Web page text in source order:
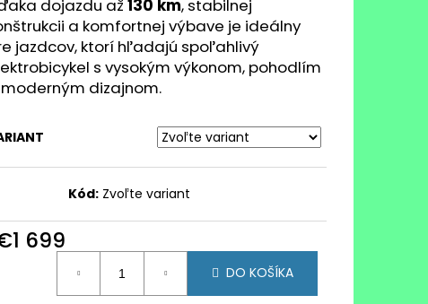
dojazdu až 130 km, stabilnej
a komfortnej výbave je ideálny
jazdcov, ktorí hľadajú spoľahlivý
s vysokým výkonom, pohodlím
dizajnom.
Kód: Zvoľte variant
699
Jednotková
DO KOŠÍKA